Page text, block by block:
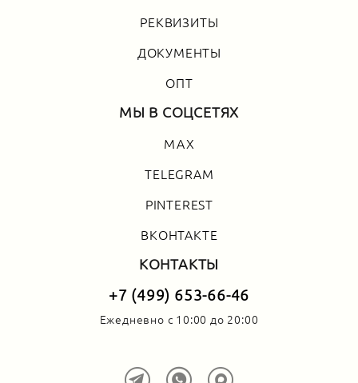
РЕКВИЗИТЫ
ДОКУМЕНТЫ
ОПТ
МЫ В СОЦСЕТЯХ
MAX
TELEGRAM
PINTEREST
ВКОНТАКТЕ
КОНТАКТЫ
+7 (499) 653-66-46
Ежедневно с 10:00 до 20:00